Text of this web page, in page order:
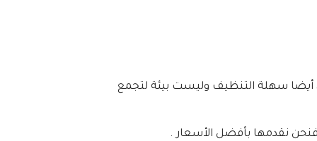
، أيضا سهلة التنظيف وليست بيئة لتجمع
فنحن نقدمها بأفضل الأسعار .